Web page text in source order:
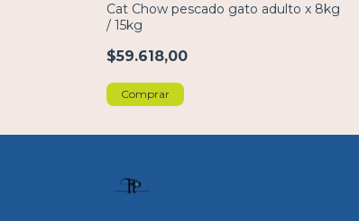
Cat Chow pescado gato adulto x 8kg
/ 15kg
$59.618,00
Comprar